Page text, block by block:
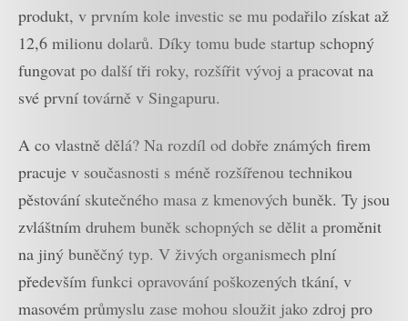
produkt, v prvním kole investic se mu podařilo získat až
12,6 milionu dolarů. Díky tomu bude startup schopný
fungovat po další tři roky, rozšířit vývoj a pracovat na
své první továrně v Singapuru.
A co vlastně dělá? Na rozdíl od dobře známých firem
pracuje v současnosti s méně rozšířenou technikou
pěstování skutečného masa z kmenových buněk. Ty jsou
zvláštním druhem buněk schopných se dělit a proměnit
na jiný buněčný typ. V živých organismech plní
především funkci opravování poškozených tkání, v
masovém průmyslu zase mohou sloužit jako zdroj pro